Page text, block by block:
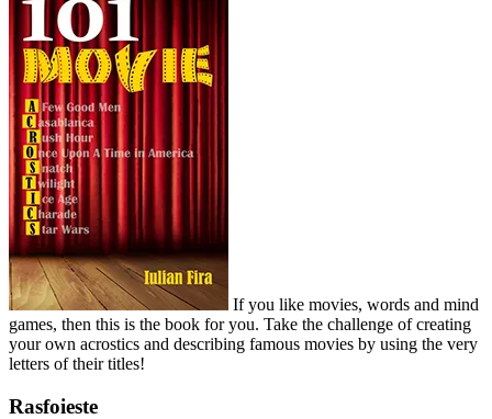
If you like movies, words and mind
games, then this is the book for you. Take the challenge of creating
your own acrostics and describing famous movies by using the very
letters of their titles!
Rasfoieste